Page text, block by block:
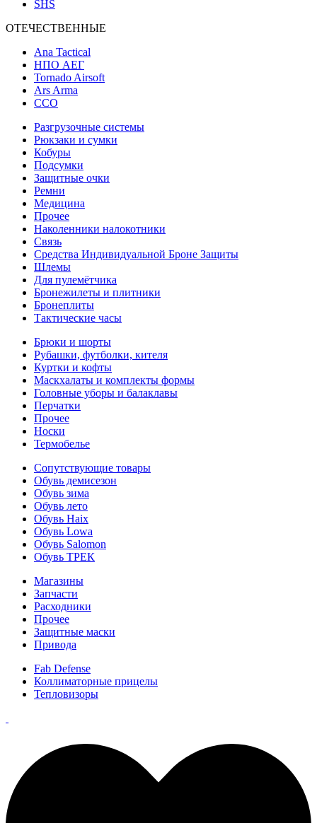
SHS
ОТЕЧЕСТВЕННЫЕ
Ana Tactical
НПО АЕГ
Tornado Airsoft
Ars Arma
ССО
Разгрузочные системы
Рюкзаки и сумки
Кобуры
Подсумки
Защитные очки
Ремни
Медицина
Прочее
Наколенники налокотники
Связь
Средства Индивидуальной Броне Защиты
Шлемы
Для пулемётчика
Бронежилеты и плитники
Бронеплиты
Тактические часы
Брюки и шорты
Рубашки, футболки, кителя
Куртки и кофты
Маскхалаты и комплекты формы
Головные уборы и балаклавы
Перчатки
Прочее
Носки
Термобелье
Сопутствующие товары
Обувь демисезон
Обувь зима
Обувь лето
Обувь Haix
Обувь Lowa
Обувь Salomon
Обувь ТРЕК
Магазины
Запчасти
Расходники
Прочее
Защитные маски
Привода
Fab Defense
Коллиматорные прицелы
Тепловизоры